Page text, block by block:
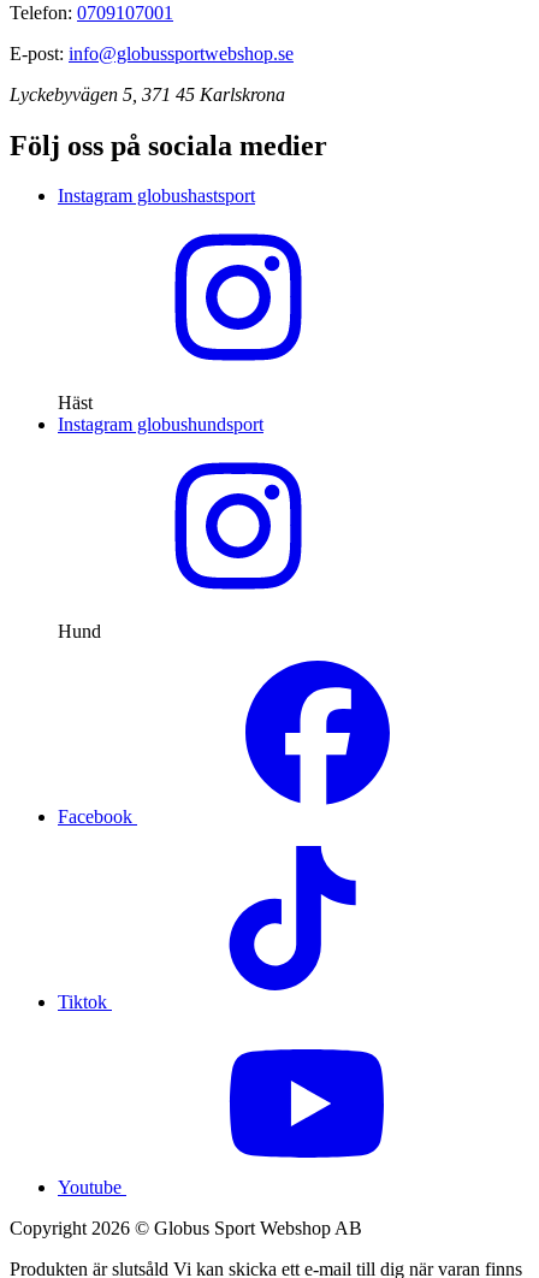
Telefon: 0709107001
E-post: info@globussportwebshop.se
Lyckebyvägen 5, 371 45 Karlskrona
Följ oss på sociala medier
Instagram globushastsport
Häst
Instagram globushundsport
Hund
Facebook
Tiktok
Youtube
Copyright 2026 © Globus Sport Webshop AB
Produkten är slutsåld Vi kan skicka ett e-mail till dig när varan finns